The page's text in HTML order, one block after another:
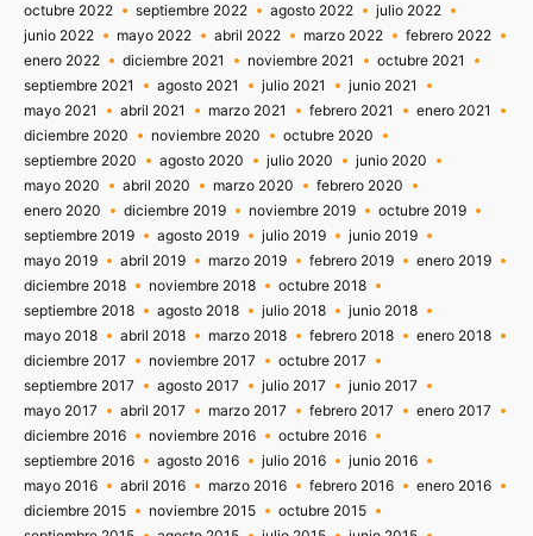
octubre 2022
septiembre 2022 agosto 2022
julio 2022
junio 2022
mayo 2022 abril 2022 marzo 2022
febrero 2022
enero 2022
diciembre 2021 noviembre 2021
octubre 2021
septiembre 2021
agosto 2021 julio 2021
junio 2021
mayo 2021
abril 2021 marzo 2021 febrero 2021
enero 2021
diciembre 2020
noviembre 2020
octubre 2020
septiembre 2020
agosto 2020 julio 2020
junio 2020
mayo 2020
abril 2020 marzo 2020
febrero 2020
enero 2020
diciembre 2019 noviembre 2019
octubre 2019
septiembre 2019
agosto 2019 julio 2019
junio 2019
mayo 2019
abril 2019 marzo 2019 febrero 2019
enero 2019
diciembre 2018
noviembre 2018
octubre 2018
septiembre 2018
agosto 2018 julio 2018
junio 2018
mayo 2018
abril 2018 marzo 2018 febrero 2018
enero 2018
diciembre 2017
noviembre 2017
octubre 2017
septiembre 2017
agosto 2017 julio 2017
junio 2017
mayo 2017
abril 2017 marzo 2017 febrero 2017
enero 2017
diciembre 2016
noviembre 2016
octubre 2016
septiembre 2016
agosto 2016 julio 2016
junio 2016
mayo 2016
abril 2016 marzo 2016 febrero 2016
enero 2016
diciembre 2015
noviembre 2015
octubre 2015